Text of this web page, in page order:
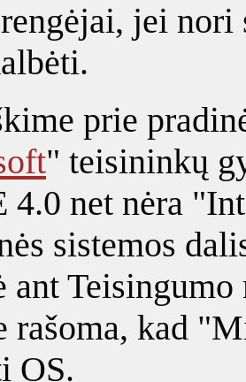
jei
prie
" teisininkų
4.0 net nėra
sistemos
ant
rašoma, kad
OS.